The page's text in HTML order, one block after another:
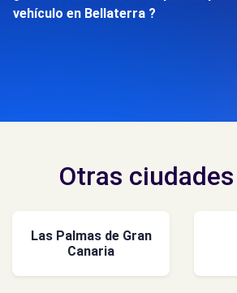
vehículo en Bellaterra ?
Otras ciudades
Las Palmas de Gran
Canaria